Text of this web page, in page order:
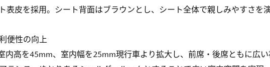
表皮を採用。シート背面はブラウンとし、シート全体で親しみやすさを
便性の向上
高を45mm、室内幅を25mm現行車より拡大し、前席・後席ともに広い